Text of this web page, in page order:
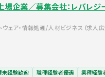
場企業／募集会社：レバレ
ウェア・情報処理 人材ビジネス（求人広
未経験歓迎 職種経験者優遇 業種経験